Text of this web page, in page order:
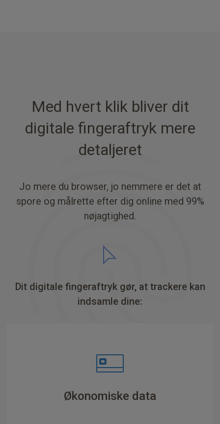
Med hvert klik bliver dit
digitale fingeraftryk mere
detaljeret
Jo mere du browser, jo nemmere er det at
spore og målrette efter dig online med 99%
nøjagtighed.
Dit digitale fingeraftryk gør, at trackere kan
indsamle dine:
Økonomiske data
Kreditværdighed
Religiøse overbevisninger
Placering
Browserindstillinger og -udvidelser
Medicinske oplysninger
Politiske tilbøjeligheder
Familieoplysninger
Webbrowserhistorik
Enhedskonfiguration